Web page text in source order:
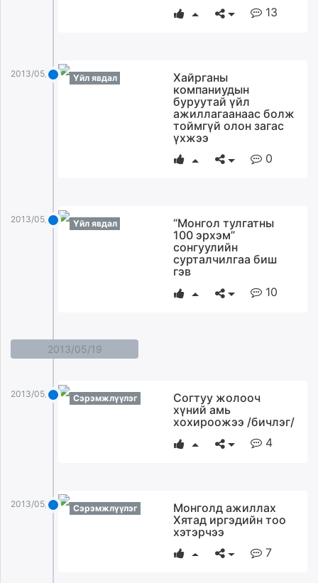
13
2013/05/20 Үйл явдал
Хайрганы
компаниудын
буруутай үйл
ажиллагаанаас болж
тоймгүй олон загас
үхжээ
0
2013/05/20 Үйл явдал
“Монгол тулгатны
100 эрхэм”
сонгуулийн
сурталчилгаа биш
гэв
10
2013/05/19
2013/05/19 Сэрэмжлүүлэг
Согтуу жолооч
хүний амь
хохироожээ /бичлэг/
4
2013/05/19 Сэрэмжлүүлэг
Монголд ажиллах
Хятад иргэдийн тоо
хэтэрчээ
7